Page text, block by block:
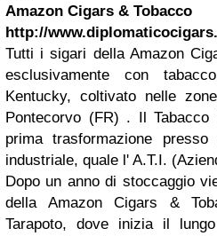
Amazon Cigars & Tobacco
http://
Tutti i sigari della Amazon
esclusivamente con
Kentucky, coltivato nelle
Pontecorvo (FR) . Il
prima trasformazione
industriale, quale l' A.T.I.
Dopo un anno di stoccaggio
della Amazon Cigars &
Tarapoto, dove inizia il